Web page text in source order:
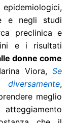
e negli studi
preclinica e
e i risultati
donne come
Viora, Se
,
meglio